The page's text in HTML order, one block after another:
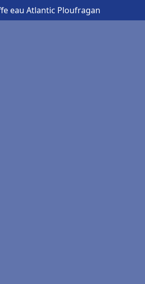
eau Atlantic Ploufragan